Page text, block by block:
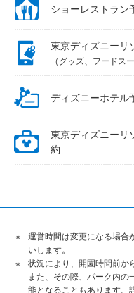
ショーレストラン
東京ディズニーリ
（グッズ、フードス
ディズニーホテル
東京ディズニーリ
約
運営時間は変更になる場合
いします。
状況により、開園時間前か
また、その際、パーク内
能となることもあります。